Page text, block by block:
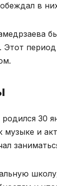
в
период
30
музыке и